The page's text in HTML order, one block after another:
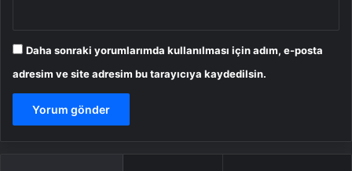
Daha sonraki yorumlarımda kullanılması için adım, e-posta
adresim ve site adresim bu tarayıcıya kaydedilsin.